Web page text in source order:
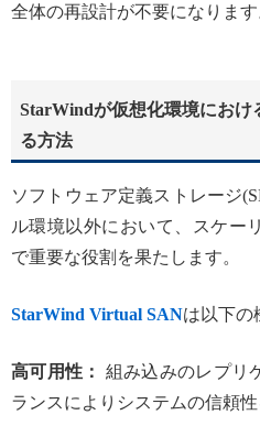
全体の再設計が不要になります
StarWindが仮想化環境におけ
る方法
ソフトウェア定義ストレージ
ル環境以外において、スケー
で重要な役割を果たします。
StarWind Virtual SANは以下の
高可用性：
組み込みのレプリ
ランスによりシステムの信頼性